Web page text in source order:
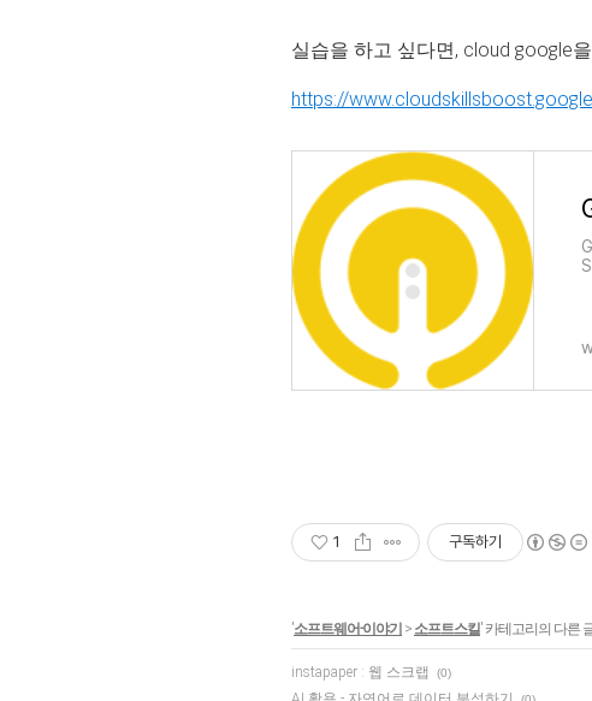
실습을 하고 싶다면, cloud google
https://
1 구독하기
'소프트웨어-이야기 > 소프트스킬' 카테고리의 다른
instapaper : 웹 스크랩 (0)